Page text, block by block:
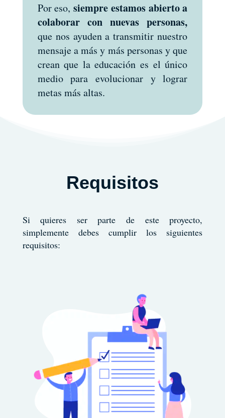
Por eso,siempre estamos abierto a
colaborar con nuevas personas,
que nos ayuden a transmitir nuestro
mensaje a más y más personas y que
crean que la educación es el único
medio para evolucionar y lograr
metas más altas.
Requisitos
Si quieres ser parte de este proyecto,
simplemente debes cumplir los siguientes
requisitos: